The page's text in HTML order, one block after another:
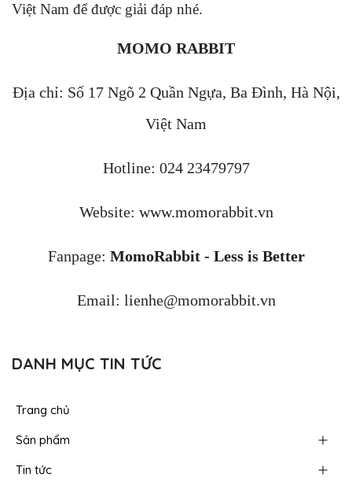
Việt Nam để được giải đáp nhé.
MOMO RABBIT
Địa chỉ: Số 17 Ngõ 2 Quần Ngựa, Ba Đình, Hà Nội,
Việt Nam
Hotline: 024 23479797
Website: www.momorabbit.vn
Fanpage: MomoRabbit - Less is Better
Email: lienhe@momorabbit.vn
DANH MỤC TIN TỨC
Trang chủ
Sản phẩm
Tin tức